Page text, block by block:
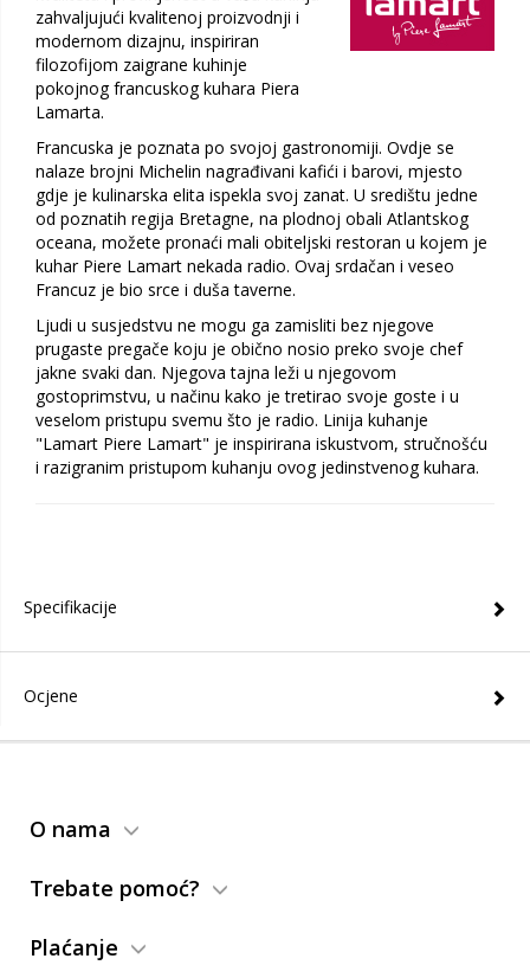
zahvaljujući kvalitenoj proizvodnji i
modernom dizajnu, inspiriran
filozofijom zaigrane kuhinje
pokojnog francuskog kuhara Piera
Lamarta.
Francuska je poznata po svojoj gastronomiji. Ovdje se
nalaze brojni Michelin nagrađivani kafići i barovi, mjesto
gdje je kulinarska elita ispekla svoj zanat. U središtu jedne
od poznatih regija Bretagne, na plodnoj obali Atlantskog
oceana, možete pronaći mali obiteljski restoran u kojem je
kuhar Piere Lamart nekada radio. Ovaj srdačan i veseo
Francuz je bio srce i duša taverne.
Ljudi u susjedstvu ne mogu ga zamisliti bez njegove
prugaste pregače koju je obično nosio preko svoje chef
jakne svaki dan. Njegova tajna leži u njegovom
gostoprimstvu, u načinu kako je tretirao svoje goste i u
veselom pristupu svemu što je radio. Linija kuhanje
"Lamart Piere Lamart" je inspirirana iskustvom, stručnošću
i razigranim pristupom kuhanju ovog jedinstvenog kuhara.
Specifikacije
Ocjene
O nama
Trebate pomoć?
Plaćanje